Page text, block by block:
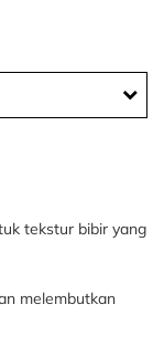
tekstur bibir yang
melembutkan